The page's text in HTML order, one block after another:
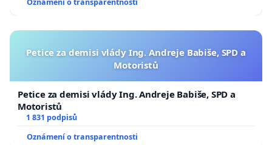
Oznámení o transparentnosti
Petice za demisi vlády Ing. Andreje Babiše, SPD a
Motoristů
Petice za demisi vlády Ing. Andreje Babiše, SPD a
Motoristů
1 831 podpisů
Oznámení o transparentnosti